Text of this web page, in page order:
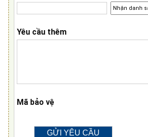
Yêu cầu thêm
Mã bảo vệ